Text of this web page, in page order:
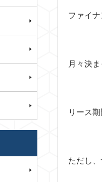
ファイ
月々決
リース
ただし